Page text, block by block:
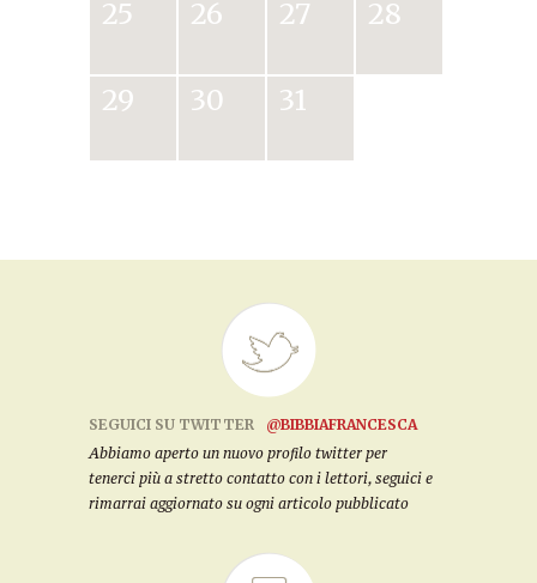
25 26 27 28
29 30 31
SEGUICI SU TWITTER
@BIBBIAFRANCESCA
Abbiamo aperto un nuovo profilo twitter per
tenerci più a stretto contatto con i lettori, seguici e
rimarrai aggiornato su ogni articolo pubblicato